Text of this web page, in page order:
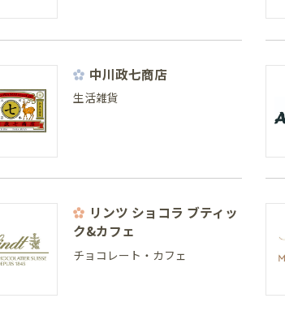
中川政七商店
生活雑貨
リンツ ショコラ ブティッ
ク&カフェ
チョコレート・カフェ